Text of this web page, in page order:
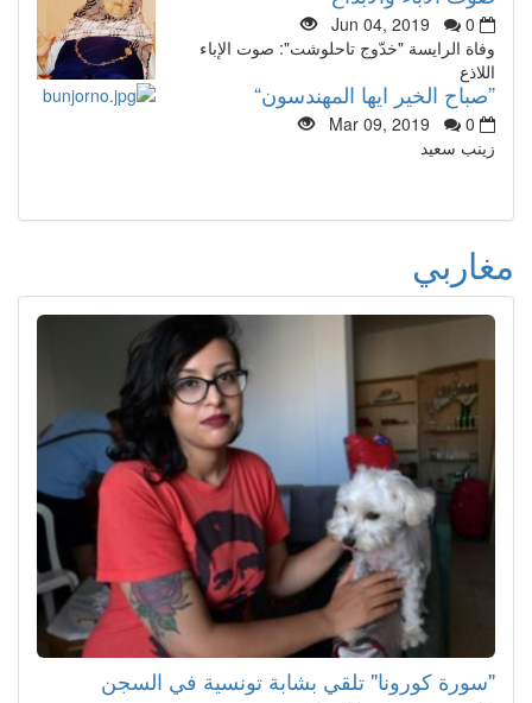
Jun 04, 2019
0
وفاة الرايسة "خدّوج تاحلوشت": صوت الإباء
اللاذع
”صباح الخير ايها المهندسون“
Mar 09, 2019
0
زينب سعيد
مغاربي
"سورة كورونا" تلقي بشابة تونسية في السجن